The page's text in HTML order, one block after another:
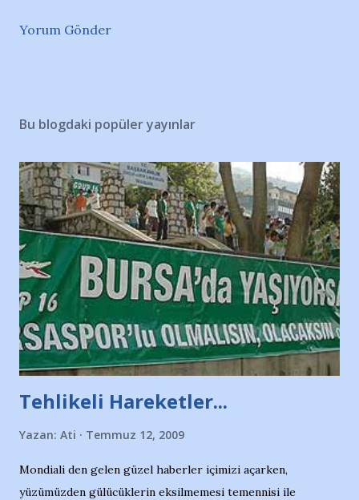
Yorum Gönder
Bu blogdaki popüler yayınlar
Tehlikeli Hareketler...
Yazan: Ati Temmuz 12, 2009
Mondiali den gelen güzel haberler içimizi açarken,
yüzümüzden gülücüklerin eksilmemesi temennisi ile